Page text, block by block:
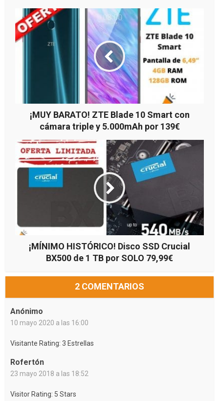
¡MUY BARATO! ZTE Blade 10 Smart con
cámara triple y 5.000mAh por 139€
¡MÍNIMO HISTÓRICO! Disco SSD Crucial
BX500 de 1 TB por SOLO 79,99€
2 COMENTARIOS
Anónimo
10 mayo 2020 a las 16:00
Visitante Rating: 3 Estrellas
Rofertón
23 mayo 2018 a las 18:52
Visitor Rating: 5 Stars